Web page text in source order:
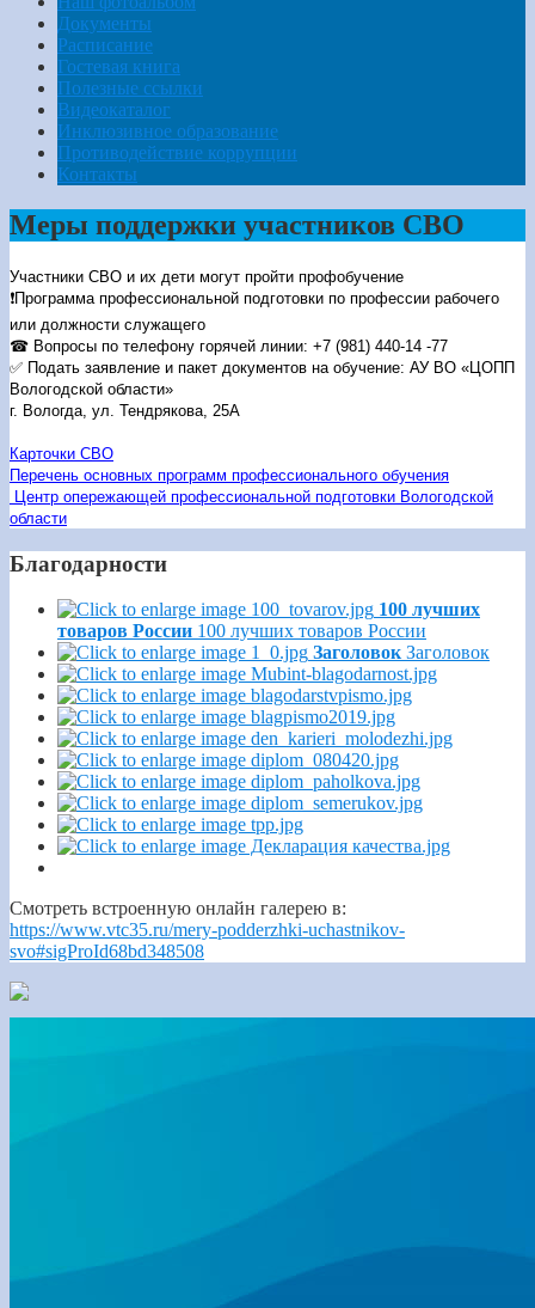
Документы
Расписание
Гостевая книга
Полезные ссылки
Видеокаталог
Инклюзивное образование
Противодействие коррупции
Контакты
Меры поддержки участников СВО
Участники СВО и их дети могут пройти профобучение
❗Программа профессиональной подготовки по профессии рабочего
или должности служащего
☎ ️Вопросы по телефону горячей линии: +7 (981) 440-14 -77
✅ Подать заявление и пакет документов на обучение: АУ ВО «ЦОПП
Вологодской области»
г. Вологда, ул. Тендрякова, 25А
Карточки СВО
Перечень основных программ профессионального обучения
Центр опережающей профессиональной подготовки Вологодской
области
Благодарности
100 лучших
товаров России 100 лучших товаров России
Заголовок Заголовок
Смотреть встроенную онлайн галерею в:
https://www.vtc35.ru/mery-podderzhki-uchastnikov-
svo#sigProId68bd348508